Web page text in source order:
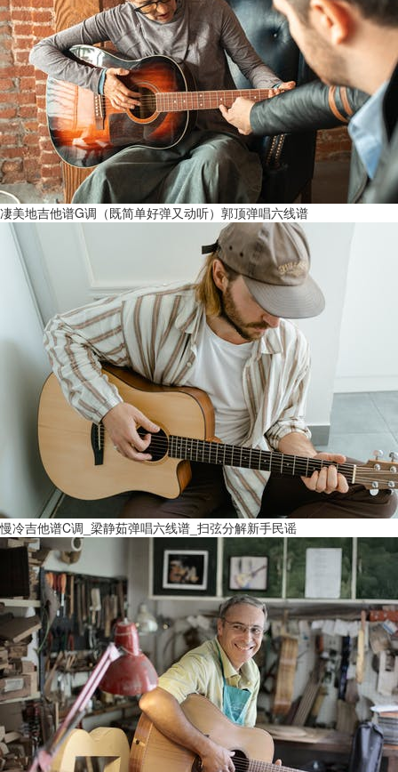
凄美地吉他谱G调（既简单好弹又动听）郭顶弹唱六线谱
慢冷吉他谱C调_梁静茹弹唱六线谱_扫弦分解新手民谣